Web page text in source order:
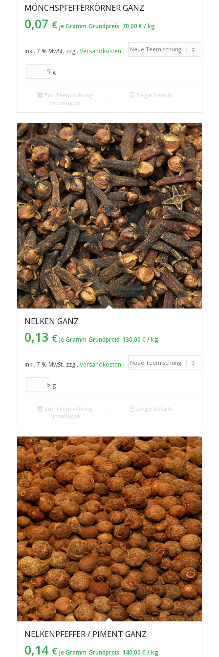
MÖNCHSPFEFFERKÖRNER GANZ
0,07 € je Gramm Grundpreis: 70,00 € /kg
inkl. 7 % MwSt. zzgl. Versandkosten
g
Zur Teemischung
hinzufügen
Zeige Details
NELKEN GANZ
0,13 € je Gramm Grundpreis: 130,00 € /kg
inkl. 7 % MwSt. zzgl. Versandkosten
g
Zur Teemischung
hinzufügen
Zeige Details
NELKENPFEFFER / PIMENT GANZ
0,14 € je Gramm Grundpreis: 140,00 € /kg